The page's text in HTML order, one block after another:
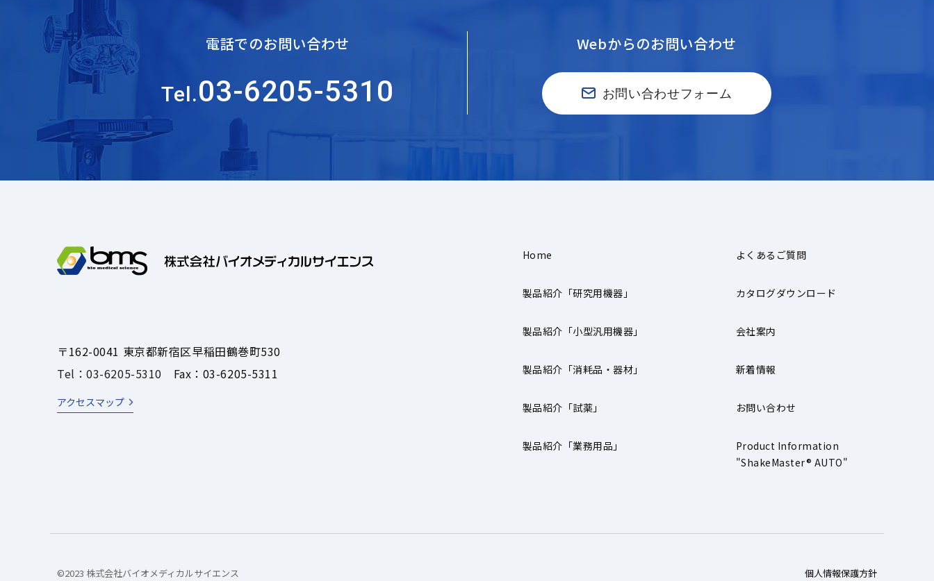
電話でのお問い合わせ
Tel.03-6205-5310
Webからのお問い合わせ
お問い合わせフォーム
〒162-0041 東京都新宿区早稲田鶴巻町530
Tel：03-6205-5310 Fax：03-6205-5311
アクセスマップ
Home
製品紹介「研究用機器」
製品紹介「小型汎用機器」
製品紹介「消耗品・器材」
製品紹介「試薬」
製品紹介「業務用品」
よくあるご質問
カタログダウンロード
会社案内
新着情報
お問い合わせ
Product Information
"ShakeMaster® AUTO"
個人情報保護方針
©2023 株式会社バイオメディカルサイエンス